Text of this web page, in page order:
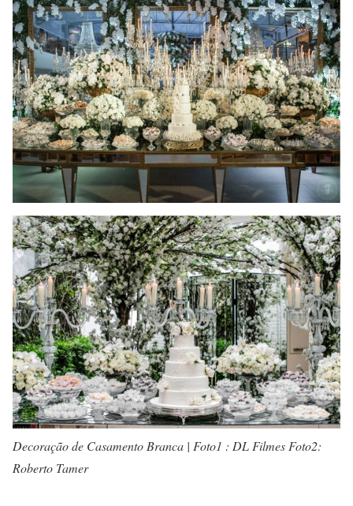
Decoração de Casamento Branca | Foto1 : DL Filmes Foto2:
Roberto Tamer